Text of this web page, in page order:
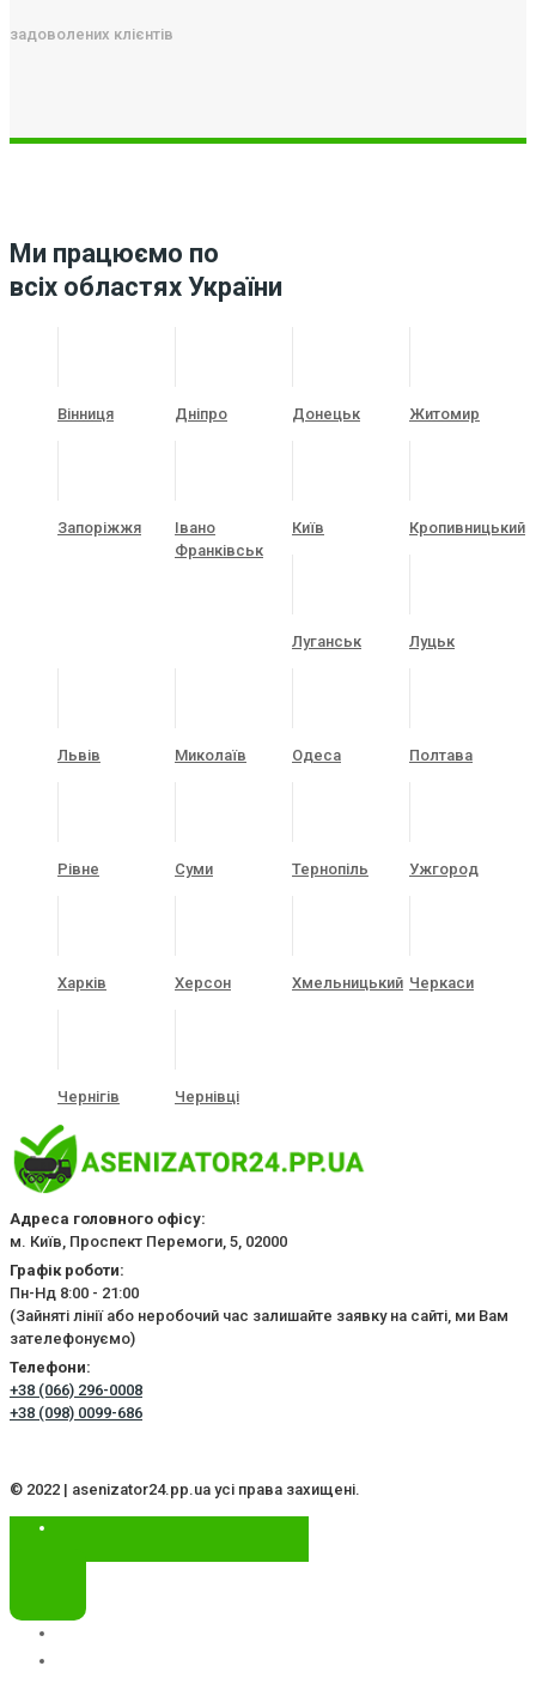
задоволених клієнтів
Ми працюємо по
всіх областях України
Вінниця Дніпро Донецьк Житомир
Запоріжжя
Івано
Франківськ
Київ Кропивницький
Луганськ Луцьк
Львів Миколаїв Одеса Полтава
Рівне Суми Тернопіль Ужгород
Харків Херсон Хмельницький Черкаси
Чернігів Чернівці
Адреса головного офісу:
м. Київ, Проспект Перемоги, 5, 02000
Графік роботи:
Пн-Нд 8:00 - 21:00
(Зайняті лінії або неробочий час залишайте заявку на сайті, ми Вам
зателефонуємо)
Телефони:
+38 (066) 296-0008
+38 (098) 0099-686
© 2022 | asenizator24.pp.ua усі права захищені.